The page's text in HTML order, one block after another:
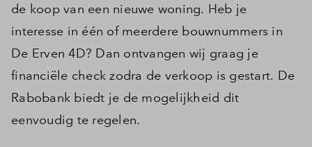
de koop van een nieuwe woning. Heb je
interesse in één of meerdere bouwnummers in
De Erven 4D? Dan ontvangen wij graag je
financiële check zodra de verkoop is gestart. De
Rabobank biedt je de mogelijkheid dit
eenvoudig te regelen.